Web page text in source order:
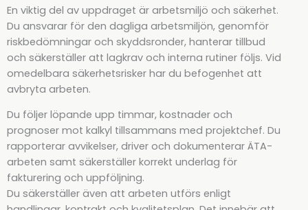
En viktig del av uppdraget är arbetsmiljö och säkerhet.
Du ansvarar för den dagliga arbetsmiljön, genomför
riskbedömningar och skyddsronder, hanterar tillbud
och säkerställer att lagkrav och interna rutiner följs. Vid
omedelbara säkerhetsrisker har du befogenhet att
avbryta arbeten.
Du följer löpande upp timmar, kostnader och
prognoser mot kalkyl tillsammans med projektchef. Du
rapporterar avvikelser, driver och dokumenterar ÄTA-
arbeten samt säkerställer korrekt underlag för
fakturering och uppföljning.
Du säkerställer även att arbeten utförs enligt